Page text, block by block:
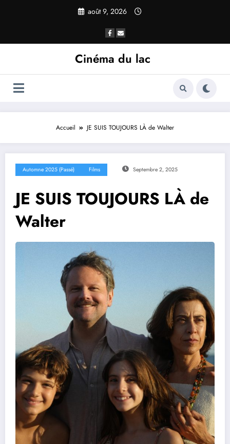
août 9, 2026
Cinéma du lac
Accueil JE SUIS TOUJOURS LÀ de Walter
Automne 2025 (passé) Films Septembre 2, 2025
JE SUIS TOUJOURS LÀ de
Walter